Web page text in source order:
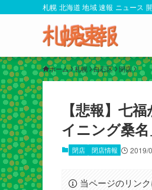
札幌 北海道 地域 速報 ニュース
ホーム 札幌 白石区 閉店
【悲報】七
イニング桑
閉店 閉店情報 2019/
当ページのリン